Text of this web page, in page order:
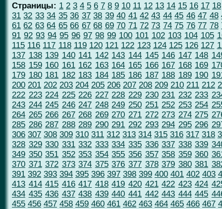
Страницы: 1 2 3 4 5 6 7 8 9 10 11 12 13 14 15 16 17 18
31 32 33 34 35 36 37 38 39 40 41 42 43 44 45 46 47 48
61 62 63 64 65 66 67 68 69 70 71 72 73 74 75 76 77 78
91 92 93 94 95 96 97 98 99 100 101 102 103 104 105
115 116 117 118 119 120 121 122 123 124 125 126 127
137 138 139 140 141 142 143 144 145 146 147 148
158 159 160 161 162 163 164 165 166 167 168 169
179 180 181 182 183 184 185 186 187 188 189 190
200 201 202 203 204 205 206 207 208 209 210 211 212
222 223 224 225 226 227 228 229 230 231 232 233
243 244 245 246 247 248 249 250 251 252 253 254
264 265 266 267 268 269 270 271 272 273 274 275
285 286 287 288 289 290 291 292 293 294 295 296
306 307 308 309 310 311 312 313 314 315 316 317 318
328 329 330 331 332 333 334 335 336 337 338 339
349 350 351 352 353 354 355 356 357 358 359 360
370 371 372 373 374 375 376 377 378 379 380 381
391 392 393 394 395 396 397 398 399 400 401 402 403
413 414 415 416 417 418 419 420 421 422 423 424
434 435 436 437 438 439 440 441 442 443 444 445
455 456 457 458 459 460 461 462 463 464 465 466 467